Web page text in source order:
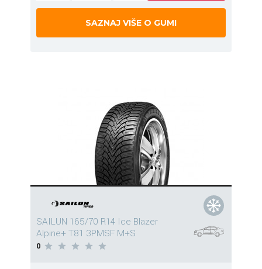
SAZNAJ VIŠE O GUMI
SAILUN 165/70 R14 Ice Blazer
Alpine+ T81 3PMSF M+S
0